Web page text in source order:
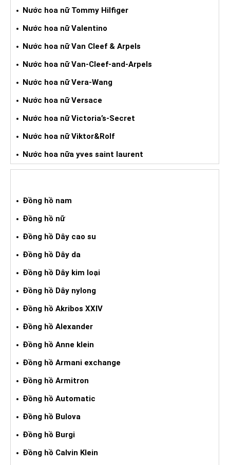
Nước hoa nữ Tommy Hilfiger
Nước hoa nữ Valentino
Nước hoa nữ Van Cleef & Arpels
Nước hoa nữ Van-Cleef-and-Arpels
Nước hoa nữ Vera-Wang
Nước hoa nữ Versace
Nước hoa nữ Victoria’s-Secret
Nước hoa nữ Viktor&Rolf
Nước hoa nữa yves saint laurent
Đồng hồ nam
Đồng hồ nữ
Đồng hồ Dây cao su
Đồng hồ Dây da
Đồng hồ Dây kim loại
Đồng hồ Dây nylong
Đồng hồ Akribos XXIV
Đồng hồ Alexander
Đồng hồ Anne klein
Đồng hồ Armani exchange
Đồng hồ Armitron
Đồng hồ Automatic
Đồng hồ Bulova
Đồng hồ Burgi
Đồng hồ Calvin Klein